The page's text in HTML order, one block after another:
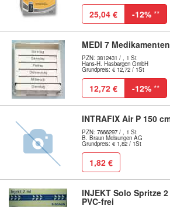
25,04 € -12% **
MEDI 7
PZN: 3812431 / , 1 St
Hans-H. Hasbargen GmbH
Grundpreis: € 12,72 / 1St
12,72 € -12% **
INTRAFIX Air P 150
PZN: 7666297 / , 1 St
B. Braun Melsungen AG
Grundpreis: € 1,82 / 1St
1,82 €
INJEKT Solo Spritze
PVC-frei